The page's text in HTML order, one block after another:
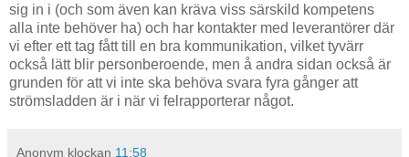
sig in i (och som även kan kräva viss särskild kompetens
alla inte behöver ha) och har kontakter med leverantörer där
vi efter ett tag fått till en bra kommunikation, vilket tyvärr
också lätt blir personberoende, men å andra sidan också är
grunden för att vi inte ska behöva svara fyra gånger att
strömsladden är i när vi felrapporterar något.
Anonym klockan 11:58